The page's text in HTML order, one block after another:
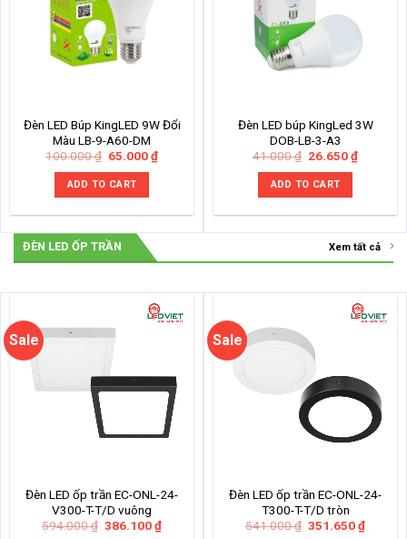
Đèn LED Búp KingLED 9W Đổi
Màu LB-9-A60-DM
100.000₫ Original
was:
100.000 ₫.
65.000₫Current
ADD TO CART
Đèn LED búp KingLed 3W
DOB-LB-3-A3
41.000₫ Original
was:
41.000 ₫.
26.650₫Current
ADD TO CART
ĐÈN LED ỐP TRẦN Xem tất cả
Sale
Đèn LED ốp trần EC-ONL-24-
V300-T-T/D vuông
594.000₫ Original
386.100₫Current
Sale
Đèn LED ốp trần EC-ONL-24-
T300-T-T/D tròn
541.000₫ Original
351.650₫Current